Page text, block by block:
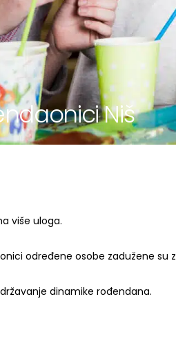
Niš
više uloga.
određene osobe zadužene
dinamike rođendana.